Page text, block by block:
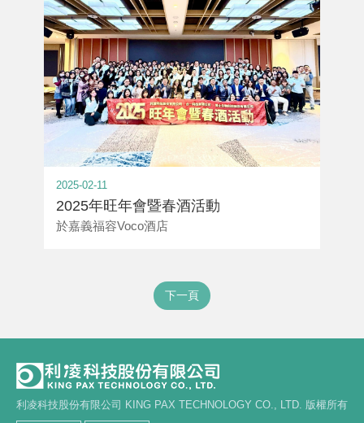
2025-02-11
2025年旺年會暨春酒活動
於嘉義福容Voco酒店
下一頁
利凌科技股份有限公司 KING PAX TECHNOLOGY CO., LTD. 版權所有